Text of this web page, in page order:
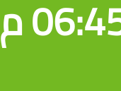
م